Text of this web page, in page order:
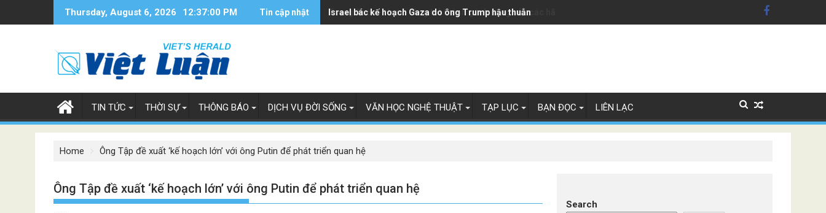
Thursday, August 6, 2026 12:37:00 PM Tin cập nhật Trung Quốc - từ mỏ vàng trở thành gánh nặng của các hãng xe Đức
Israel bác kế hoạch Gaza do ông Trump hậu thuẫn
TIN TỨC THỜI SỰ THÔNG BÁO DỊCH VỤ ĐỜI SỐNG VĂN HỌC NGHỆ THUẬT TẠP LỤC BẠN ĐỌC LIÊN LẠC
Home Ông Tập đề xuất ‘kế hoạch lớn’ với ông Putin để phát triển quan hệ
Ông Tập đề xuất ‘kế hoạch lớn’ với ông Putin để phát triển quan hệ
Search